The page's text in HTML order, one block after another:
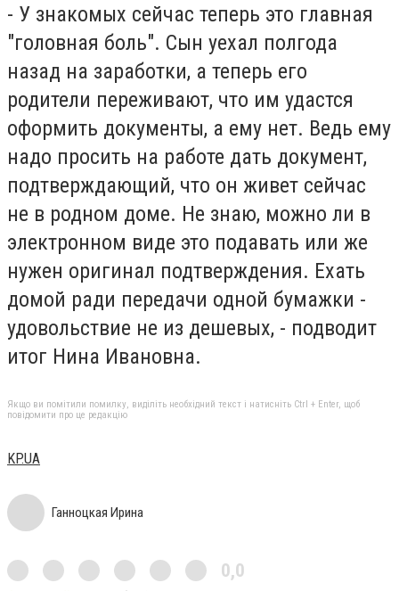
- У знакомых сейчас теперь это главная
"головная боль". Сын уехал полгода
назад на заработки, а теперь его
родители переживают, что им удастся
оформить документы, а ему нет. Ведь ему
надо просить на работе дать документ,
подтверждающий, что он живет сейчас
не в родном доме. Не знаю, можно ли в
электронном виде это подавать или же
нужен оригинал подтверждения. Ехать
домой ради передачи одной бумажки -
удовольствие не из дешевых, - подводит
итог Нина Ивановна.
Якщо ви помітили помилку, виділіть необхідний текст і натисніть Ctrl + Enter, щоб
повідомити про це редакцію
KP.UA
Ганноцкая Ирина
0,0